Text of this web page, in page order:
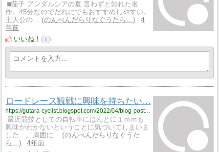
⬛︎茄子 アンダルシアの夏 言わずと知れた名
作。45分なのでだれにでもおすすめしやすい。
主人公の…
のんべんだらりなぐうたら…
4
年前
いいね！
1
ロードレース観戦に興味を持ちたい…
https://gutara-cyclist.blogspot.com/2022/04/blog-post_21.html
最近競技としての自転車にほんとに１ｍｍも
興味がわかないということに気づいてしまいま
した…。周囲に…
のんべんだらりなぐうた
ら…
4年前